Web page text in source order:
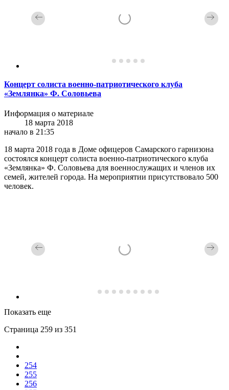
Концерт солиста военно-патриотического клуба
«Землянка» Ф. Соловьева
Информация о материале
18 марта 2018
начало в 21:35
18 марта 2018 года в Доме офицеров Самарского гарнизона
состоялся концерт солиста военно-патриотического клуба
«Землянка» Ф. Соловьева для военнослужащих и членов их
семей, жителей города. На мероприятии присутствовало 500
человек.
Показать еще
Страница 259 из 351
254
255
256